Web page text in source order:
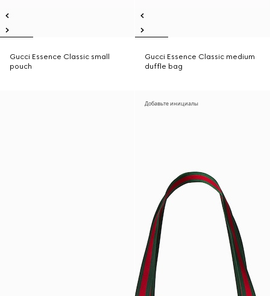
Gucci Essence Classic small
pouch
Gucci Essence Classic medium
duffle bag
Добавьте инициалы